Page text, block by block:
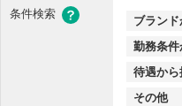
条件検索
ブラン
勤務条
待遇から
その他